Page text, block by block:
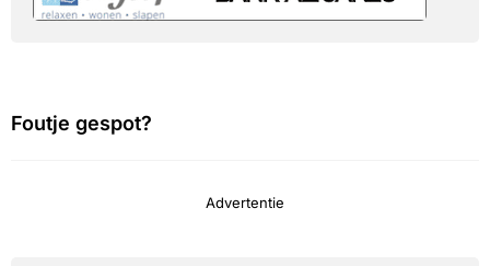
Foutje gespot?
Advertentie